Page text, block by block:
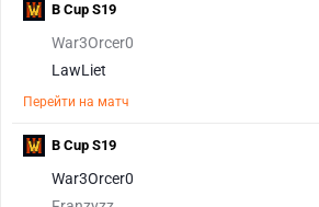
War3Orcer0
LawLiet
Перейти на матч
B Cup S19
War3Orcer0
B Cup S19